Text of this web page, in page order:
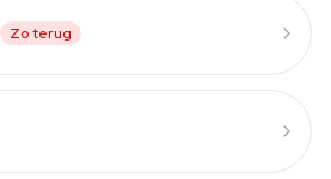
Zo terug